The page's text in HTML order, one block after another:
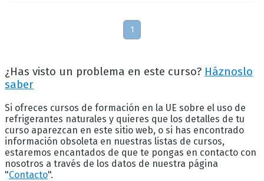
1
¿Has visto un problema en este curso? Háznoslo
saber
Si ofreces cursos de formación en la UE sobre el uso de
refrigerantes naturales y quieres que los detalles de tu
curso aparezcan en este sitio web, o si has encontrado
información obsoleta en nuestras listas de cursos,
estaremos encantados de que te pongas en contacto con
nosotros a través de los datos de nuestra página
"Contacto".